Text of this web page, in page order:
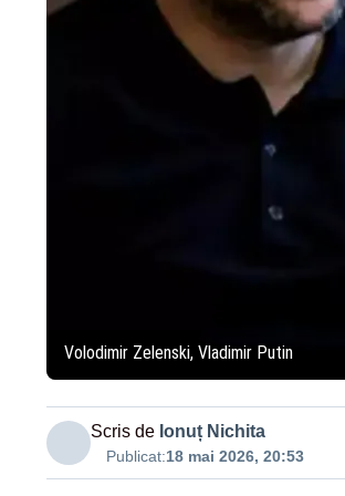
Volodimir Zelenski, Vladimir Putin
Scris de Ionuț Nichita
Publicat:18 mai 2026, 20:53